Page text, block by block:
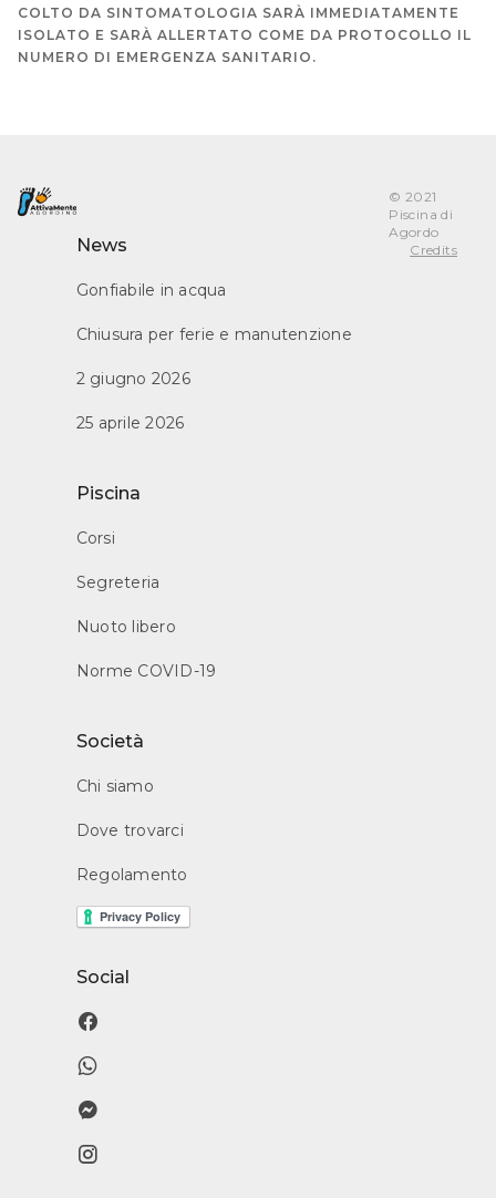
COLTO DA SINTOMATOLOGIA SARÀ IMMEDIATAMENTE
ISOLATO E SARÀ ALLERTATO COME DA PROTOCOLLO IL
NUMERO DI EMERGENZA SANITARIO.
News
Gonfiabile in acqua
Chiusura per ferie e manutenzione
2 giugno 2026
25 aprile 2026
Piscina
Corsi
Segreteria
Nuoto libero
Norme COVID-19
Società
Chi siamo
Dove trovarci
Regolamento
Social
󰈌
󰖣
󰈎
󰋾
© 2021
Piscina di
Agordo
Credits